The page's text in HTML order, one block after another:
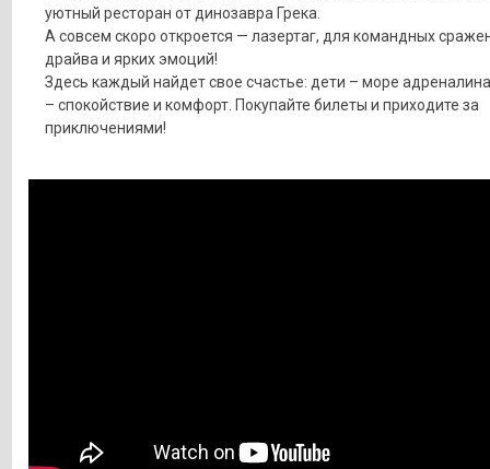
уютный ресторан от динозавра Грека.
А совсем скоро откроется — лазертаг, для командных
драйва и ярких эмоций!
Здесь каждый найдет свое счастье: дети – море
– спокойствие и комфорт. Покупайте билеты и приходите за
приключениями!